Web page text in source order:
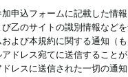
申込フォームに記載した情
乙のサイトの識別情報など
よび本規約に関する通知（
ドレス宛てに送信すること
レスに送信された一切の通